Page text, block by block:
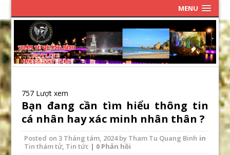
MENU
757 Lượt xem
Bạn đang cần tìm hiểu thông tin
cá nhân hay xác minh nhân thân ?
Posted on 3 Tháng tám, 2024by Tham Tu Quang Binh in
Tin thám tử, Tin tức | 0 Phản hồi